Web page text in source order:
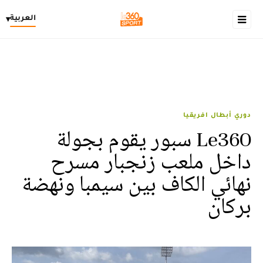
العربية▾
دوري أبطال افريقيا
Le360 سبور يقوم بجولة
داخل ملعب زنجبار مسرح
نهائي الكاف بين سيمبا ونهضة
بركان